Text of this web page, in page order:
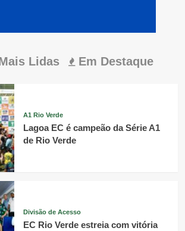
Lidas Em Destaque
A1 Rio Verde
Lagoa EC é campeão da Série A1
de Rio Verde
Divisão de Acesso
EC Rio Verde estreia com vitória